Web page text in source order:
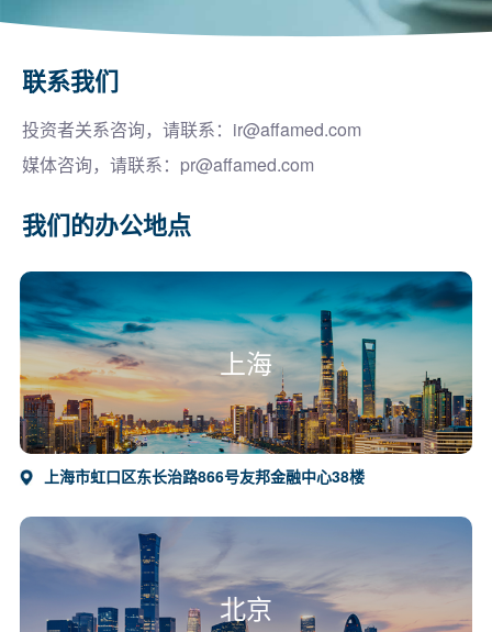
联系我们
投资者关系咨询，请联系： ir@affamed.com
媒体咨询，请联系： pr@affamed.com
我们的办公地点
上海
上海市虹口区东长治路866号友邦金融中心38楼
北京